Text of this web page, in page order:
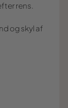
rens.
og skyl af